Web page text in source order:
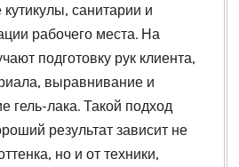
санитарии и
рабочего места. На
подготовку рук клиента,
выравнивание и
гель-лака. Такой подход
результат зависит не
но и от техники,